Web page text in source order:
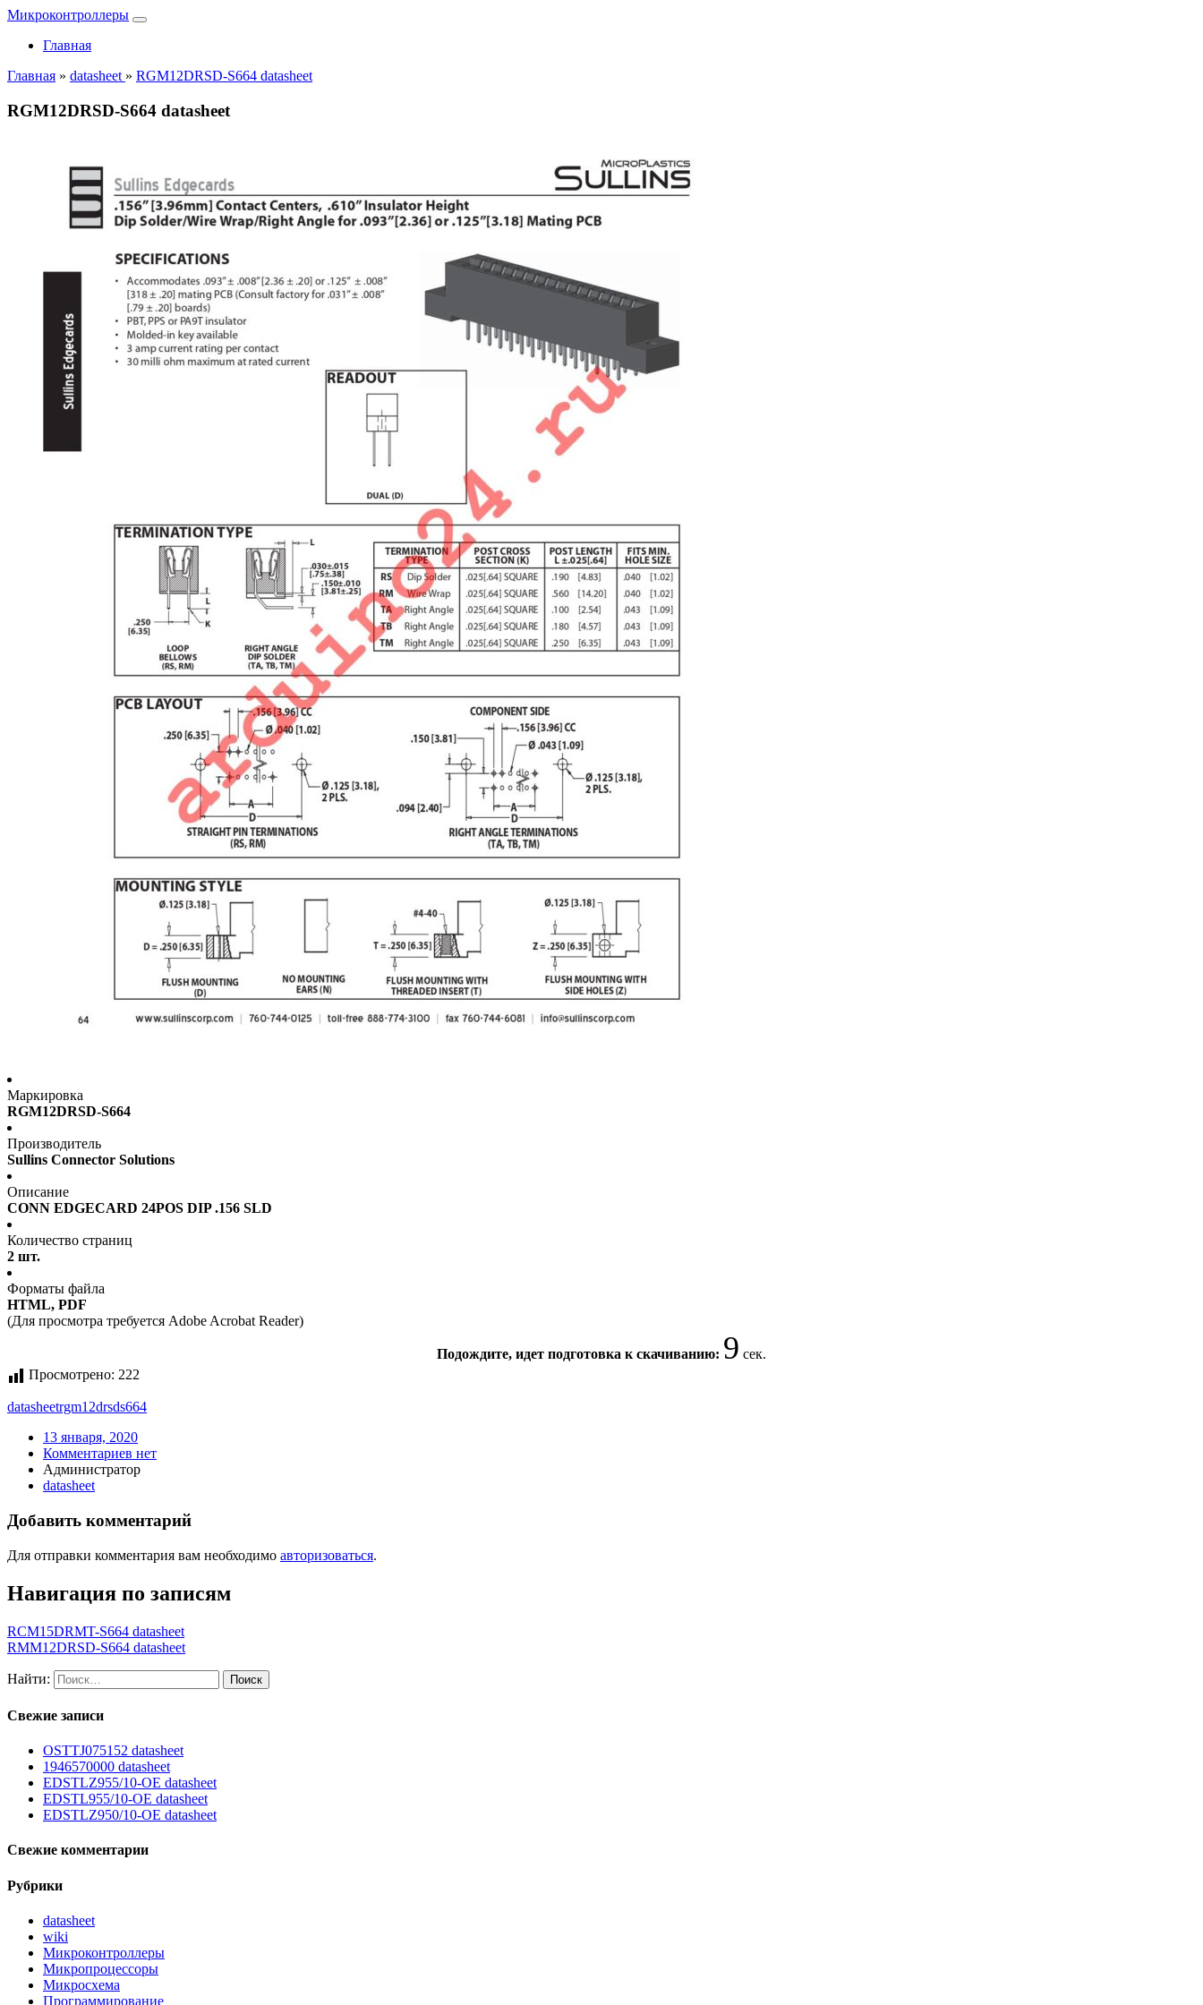
Микроконтроллеры
Главная
Главная » datasheet » RGM12DRSD-S664 datasheet
RGM12DRSD-S664 datasheet
Маркировка
RGM12DRSD-S664
Производитель
Sullins Connector Solutions
Описание
CONN EDGECARD 24POS DIP .156 SLD
Количество страниц
2 шт.
Форматы файла
HTML, PDF
(Для просмотра требуется Adobe Acrobat Reader)
Подождите, идет подготовка к скачиванию: 9 сек.
Просмотрено: 222
datasheetrgm12drsds664
13 января, 2020
Комментариев нет
Администратор
datasheet
Добавить комментарий
Для отправки комментария вам необходимо авторизоваться.
Навигация по записям
RCM15DRMT-S664 datasheet
RMM12DRSD-S664 datasheet
Найти:
Свежие записи
OSTTJ075152 datasheet
1946570000 datasheet
EDSTLZ955/10-OE datasheet
EDSTL955/10-OE datasheet
EDSTLZ950/10-OE datasheet
Свежие комментарии
Рубрики
datasheet
wiki
Микроконтроллеры
Микропроцессоры
Микросхема
Программирование